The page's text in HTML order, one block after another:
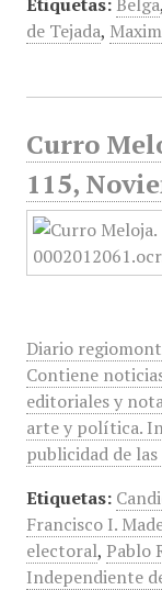
de Tejada,
Curro
115,
Diario
Contiene
editoriales y
arte y política.
publicidad de
Etiquetas:
Francisco I.
electoral, Pablo
Independiente